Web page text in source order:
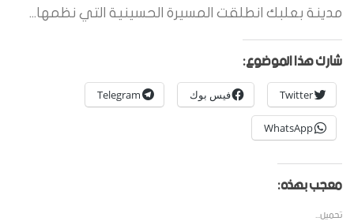
مدينة بعلبك انطلقت المسيرة الحسينية التي نظمها...
شارك هذا الموضوع:
Twitter فيس بوك Telegram
WhatsApp
معجب بهذه:
تحميل...